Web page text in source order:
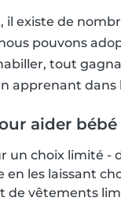
il existe de
pouvons
tout
apprenant dans
aider bébé
un choix limité -
en les laissant
de vêtements